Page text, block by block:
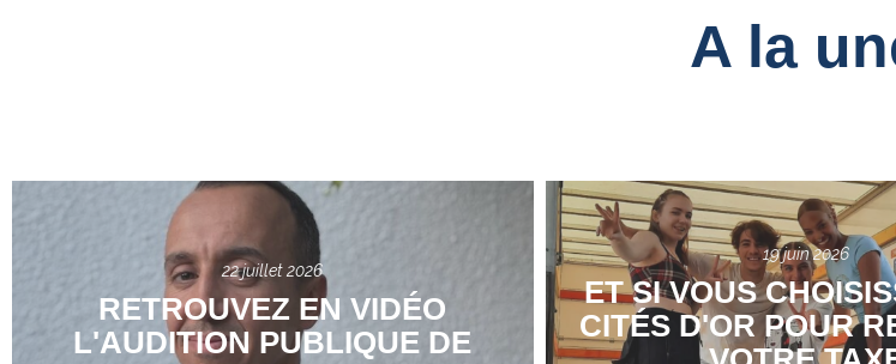
A la
22 juillet 2026
RETROUVEZ EN VIDÉO
L'AUDITION PUBLIQUE DE
19 juin 2026
ET SI VOUS
CITÉS D'OR POUR